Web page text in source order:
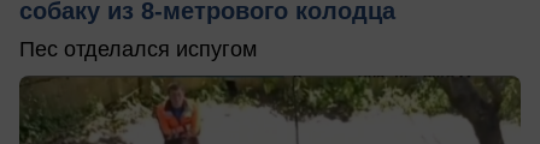
собаку из 8-метрового колодца
Пес отделался испугом